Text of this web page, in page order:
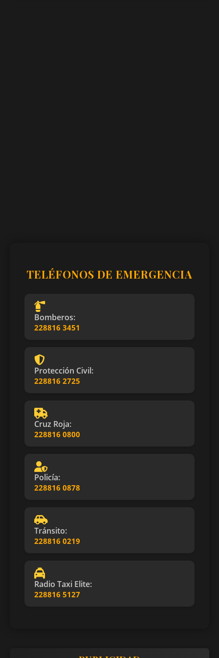
TELÉFONOS DE EMERGENCIA
Bomberos:
228816 3451
Protección Civil:
228816 2725
Cruz Roja:
228816 0800
Policía:
228816 0878
Tránsito:
228816 0219
Radio Taxi Elite:
228816 5127